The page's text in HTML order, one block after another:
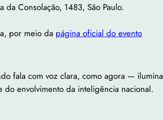
Consolação, 1483, São Paulo.
por meio da página oficial do evento
fala com voz clara, como agora — ilumina
envolvimento da inteligência nacional.